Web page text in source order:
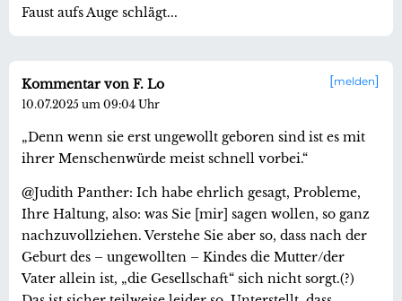
Faust aufs Auge schlägt...
melden
Kommentar von F. Lo
10.07.2025 um 09:04 Uhr
„Denn wenn sie erst ungewollt geboren sind ist es mit
ihrer Menschenwürde meist schnell vorbei.“
@Judith Panther: Ich habe ehrlich gesagt, Probleme,
Ihre Haltung, also: was Sie [mir] sagen wollen, so ganz
nachzuvollziehen. Verstehe Sie aber so, dass nach der
Geburt des – ungewollten – Kindes die Mutter/der
Vater allein ist, „die Gesellschaft“ sich nicht sorgt.(?)